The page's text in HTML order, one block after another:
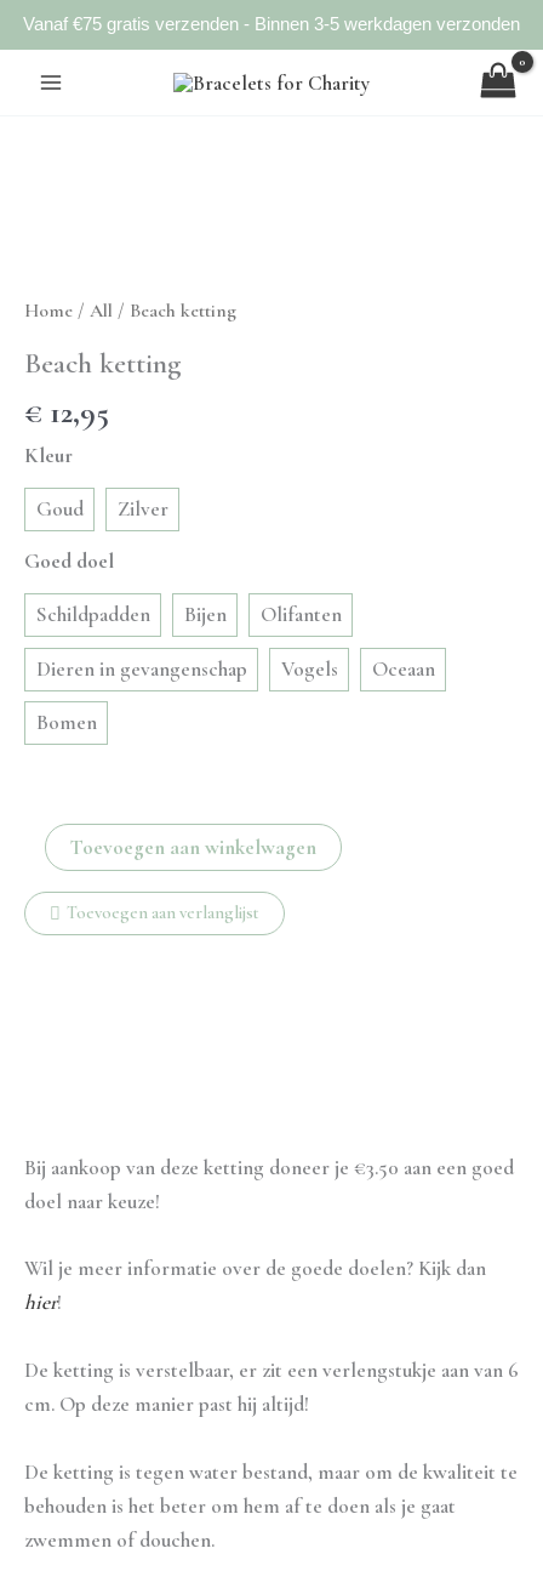
Vanaf €75 gratis verzenden - Binnen 3-5 werkdagen verzonden
Home / All / Beach ketting
Beach ketting
€ 12,95
Kleur
Goud Zilver
Goed doel
Schildpadden Bijen Olifanten
Dieren in gevangenschap Vogels Oceaan
Bomen
Beach
ketting
aantal
Toevoegen aan winkelwagen
Toevoegen aan verlanglijst
Bij aankoop van deze ketting doneer je €3.50 aan een goed
doel naar keuze!
Wil je meer informatie over de goede doelen? Kijk dan
hier!
De ketting is verstelbaar, er zit een verlengstukje aan van 6
cm. Op deze manier past hij altijd!
De ketting is tegen water bestand, maar om de kwaliteit te
behouden is het beter om hem af te doen als je gaat
zwemmen of douchen.